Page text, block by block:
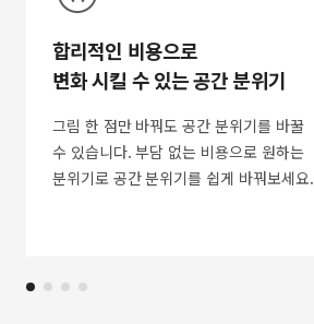
합리적인 비용으로
변화 시킬 수 있는 공간 분위기
그림 한 점만 바꿔도 공간 분위기를 바꿀
수 있습니다. 부담 없는 비용으로 원하는
분위기로 공간 분위기를 쉽게 바꿔보세요.